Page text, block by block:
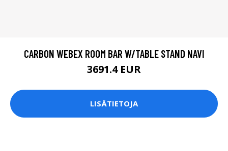
CARBON WEBEX ROOM BAR W/TABLE STAND NAVI
3691.4 EUR
LISÄTIETOJA